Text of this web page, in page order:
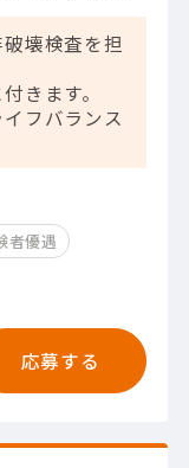
壊検査を担
きます。
フバランス
者優遇
応募する